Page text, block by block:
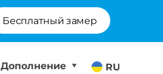
Бесплатный замер
RU
Дополнение